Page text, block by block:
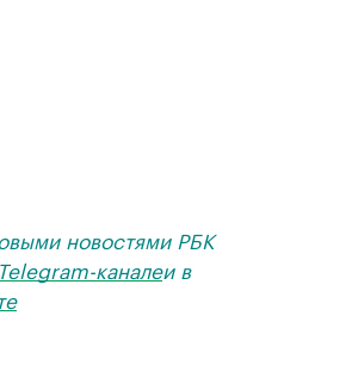
новостями РБК
каналеи в